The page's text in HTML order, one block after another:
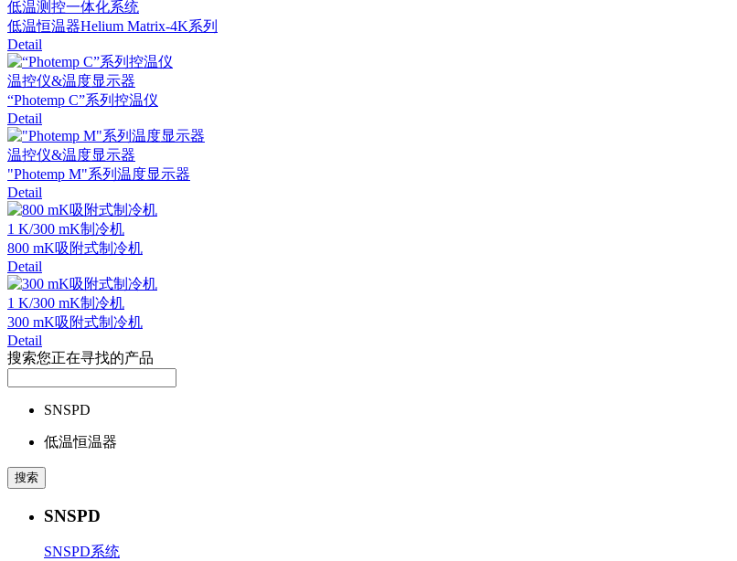
低温测控一体化系统
低温恒温器Helium Matrix-4K系列
Detail
温控仪&温度显示器
“Photemp C”系列控温仪
Detail
温控仪&温度显示器
"Photemp M"系列温度显示器
Detail
1 K/300 mK制冷机
800 mK吸附式制冷机
Detail
1 K/300 mK制冷机
300 mK吸附式制冷机
Detail
搜索您正在寻找的产品
SNSPD
低温恒温器
SNSPD
SNSPD系统